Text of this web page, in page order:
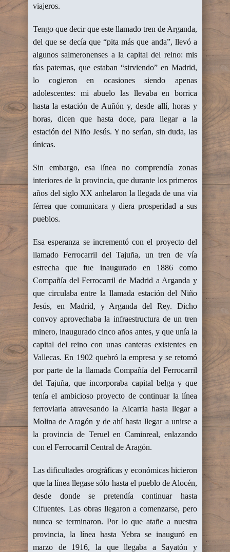
viajeros.
Tengo que decir que este llamado tren de Arganda,
del que se decía que “pita más que anda”, llevó a
algunos salmeronenses a la capital del reino: mis
tías paternas, que estaban “sirviendo” en Madrid,
lo cogieron en ocasiones siendo apenas
adolescentes: mi abuelo las llevaba en borrica
hasta la estación de Auñón y, desde allí, horas y
horas, dicen que hasta doce, para llegar a la
estación del Niño Jesús. Y no serían, sin duda, las
únicas.
Sin embargo, esa línea no comprendía zonas
interiores de la provincia, que durante los primeros
años del siglo XX anhelaron la llegada de una vía
férrea que comunicara y diera prosperidad a sus
pueblos.
Esa esperanza se incrementó con el proyecto del
llamado Ferrocarril del Tajuña, un tren de vía
estrecha que fue inaugurado en 1886 como
Compañía del Ferrocarril de Madrid a Arganda y
que circulaba entre la llamada estación del Niño
Jesús, en Madrid, y Arganda del Rey. Dicho
convoy aprovechaba la infraestructura de un tren
minero, inaugurado cinco años antes, y que unía la
capital del reino con unas canteras existentes en
Vallecas. En 1902 quebró la empresa y se retomó
por parte de la llamada Compañía del Ferrocarril
del Tajuña, que incorporaba capital belga y que
tenía el ambicioso proyecto de continuar la línea
ferroviaria atravesando la Alcarria hasta llegar a
Molina de Aragón y de ahí hasta llegar a unirse a
la provincia de Teruel en Caminreal, enlazando
con el Ferrocarril Central de Aragón.
Las dificultades orográficas y económicas hicieron
que la línea llegase sólo hasta el pueblo de Alocén,
desde donde se pretendía continuar hasta
Cifuentes. Las obras llegaron a comenzarse, pero
nunca se terminaron. Por lo que atañe a nuestra
provincia, la línea hasta Yebra se inauguró en
marzo de 1916, la que llegaba a Sayatón y